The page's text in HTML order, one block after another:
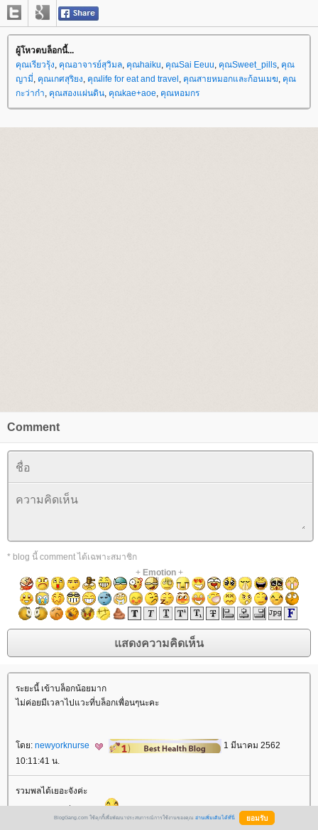
ผู้โหวตบล็อกนี้...
คุณเรียวรุ้ง, คุณอาจารย์สุวิมล, คุณhaiku, คุณSai Eeuu, คุณSweet_pills, คุณ
ญามี่, คุณเกศสุริยง, คุณlife for eat and travel , คุณสายหมอกและก้อนเมฆ, คุณ
กะว่าก๋า, คุณสองแผ่นดิน, คุณkae+aoe, คุณหอมกร
Comment
* blog นี้ comment ได้เฉพาะสมาชิก
+ Emotion+
ระยะนี้ เข้าบล็อกน้อยมาก
ไม่ค่อยมีเวลาไปแวะที่บล็อกเพื่อนๆนะคะ
ดย: newyorknurse
1 มีนาคม 2562
10:11:41 น.
รวมพลได้เยอะจังค่ะ
บรรยากาศอบอุ่นมากเล
เรียวรุ้ง 1 มีนาคม 2562 13:10:38 น.
BlogGang.com ใช้คุกกี้เพื่อพัฒนาประสบการณ์การใช้งานของคุณ อ่านเพิ่มเติมได้ที่นี่